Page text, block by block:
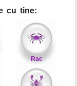
cu tine:
Rac